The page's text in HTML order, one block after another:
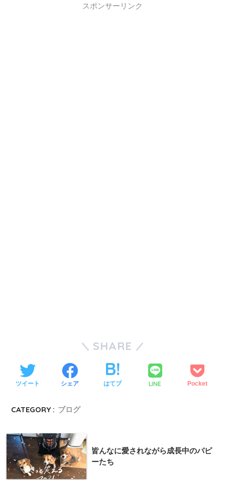
スポンサーリンク
SHARE
ツイート シェア はてブ LINE Pocket
CATEGORY : ブログ
皆んなに愛されながら成長中のパピ
ーたち